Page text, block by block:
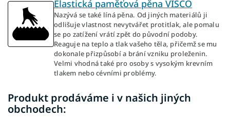
Elastická paměťová pěna VISCO
Nazývá se také líná pěna. Od jiných materiálů ji
odlišuje vlastnost nevytvářet protitlak, ale pomalu
se po zatížení vrátí zpět do původní podoby.
Reaguje na teplo a tlak vašeho těla, přičemž se mu
dokonale přizpůsobí a brání vzniku proleženin.
Velmi vhodná také pro osoby s vysokým krevním
tlakem nebo cévními problémy.
Produkt prodáváme i v našich jiných
obchodech: